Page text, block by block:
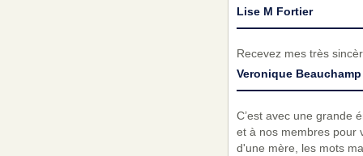
Lise M Fortier
Recevez mes très
Veronique Beauchamp
C’est avec une grande
et à nos membres pour
d'une mère, les mots